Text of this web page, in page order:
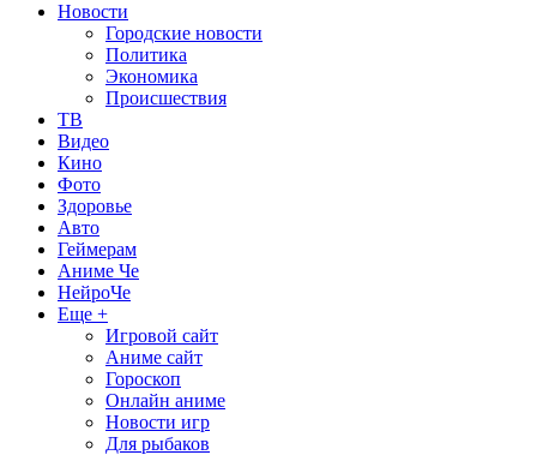
Новости
Городские новости
Политика
Экономика
Происшествия
ТВ
Видео
Кино
Фото
Здоровье
Авто
Геймерам
Аниме Че
НейроЧе
Еще +
Игровой сайт
Аниме сайт
Гороскоп
Онлайн аниме
Новости игр
Для рыбаков